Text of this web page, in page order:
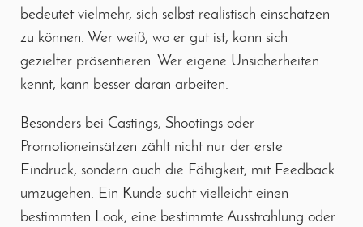
bedeutet vielmehr, sich selbst realistisch einschätzen
zu können. Wer weiß, wo er gut ist, kann sich
gezielter präsentieren. Wer eigene Unsicherheiten
kennt, kann besser daran arbeiten.
Besonders bei Castings, Shootings oder
Promotioneinsätzen zählt nicht nur der erste
Eindruck, sondern auch die Fähigkeit, mit Feedback
umzugehen. Ein Kunde sucht vielleicht einen
bestimmten Look, eine bestimmte Ausstrahlung oder